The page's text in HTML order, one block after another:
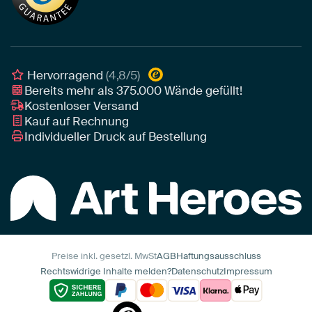
Leinwand für draußen
Individuelle Einrichtungsberatung
Botschafter
Awards und Preise
Art Heroes App
Hervorragend(4,8/5)
Bereits mehr als375.000Wände gefüllt!
Kostenloser Versand
Kauf auf Rechnung
Individueller Druck auf Bestellung
Preise inkl. gesetzl. MwStAGBHaftungsausschluss
Rechtswidrige Inhalte melden?DatenschutzImpressum